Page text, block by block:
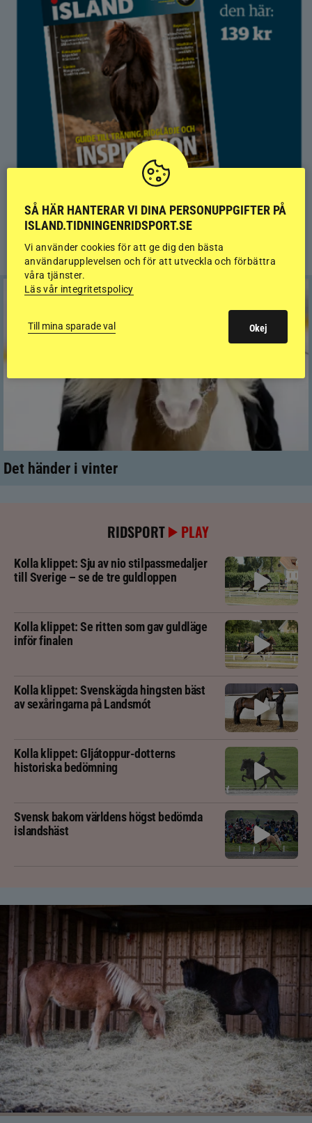
KALENDER
Det händer i vinter
RIDSPORT PLAY
Kolla klippet: Sju av nio stilpassmedaljer
till Sverige – se de tre guldloppen
Kolla klippet: Se ritten som gav guldläge
inför finalen
Kolla klippet: Svenskägda hingsten bäst
av sexåringarna på Landsmót
Kolla klippet: Gljátoppur-dotterns
historiska bedömning
Svensk bakom världens högst bedömda
islandshäst
SÅ HÄR HANTERAR VI DINA PERSONUPPGIFTER PÅ
ISLAND.TIDNINGENRIDSPORT.SE
Vi använder cookies för att ge dig den bästa
användarupplevelsen och för att utveckla och förbättra
våra tjänster.
Läs vår integritetspolicy
Till mina sparade val Okej